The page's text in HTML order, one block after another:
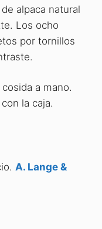
alpaca natural
Los ocho
por tornillos
a mano.
la caja.
A. Lange &